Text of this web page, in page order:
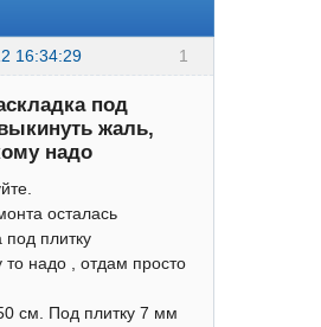
1
16:34:29
под
жаль,
надо
осталась
под плитку
то надо , отдам просто
см. Под плитку 7 мм